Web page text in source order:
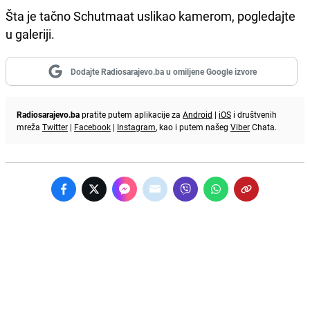
Šta je tačno Schutmaat uslikao kamerom, pogledajte
u galeriji.
Dodajte Radiosarajevo.ba u omiljene Google izvore
Radiosarajevo.bapratite putem aplikacije za Android | iOS i društvenih
mreža Twitter | Facebook | Instagram, kao i putem našeg ViberChata.